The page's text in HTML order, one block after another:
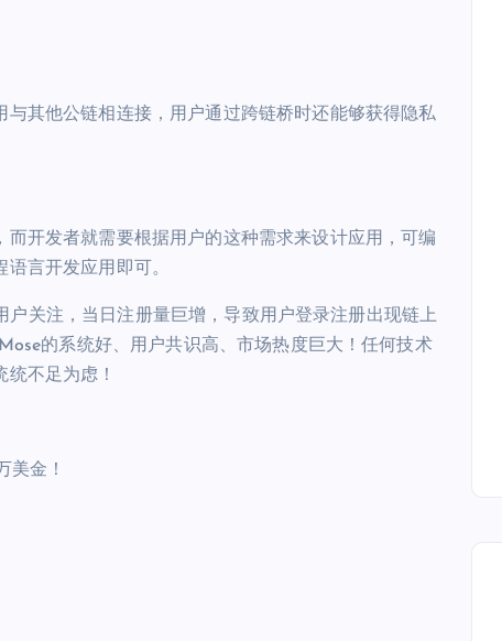
其他公链相连接，用户通过跨链桥时还能够获得隐私
开发者就需要根据用户的这种需求来设计应用，可编
言开发应用即可。
关注，当日注册量巨增，导致用户登录注册出现链上
的系统好、用户共识高、市场热度巨大！任何技术
不足为虑！
美金！